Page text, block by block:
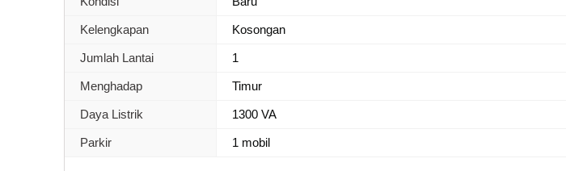
Kelengkapan Kosongan
Jumlah Lantai 1
Menghadap Timur
Daya Listrik 1300 VA
Parkir 1 mobil